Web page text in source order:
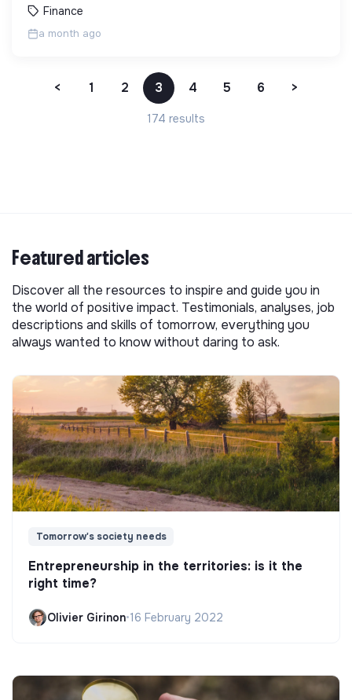
Finance
a month ago
< 1 2 3 4 5 6 >
174 results
Featured articles
Discover all the resources to inspire and guide you in
the world of positive impact. Testimonials, analyses, job
descriptions and skills of tomorrow, everything you
always wanted to know without daring to ask.
Tomorrow's society needs
Entrepreneurship in the territories: is it the
right time?
Olivier Girinon•16 February 2022